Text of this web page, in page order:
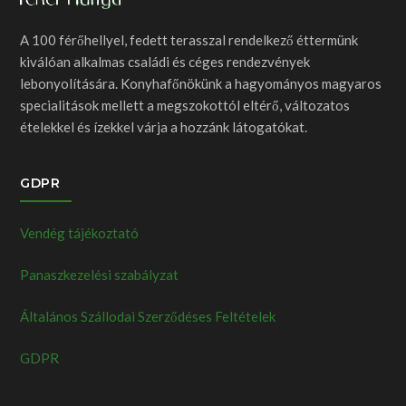
A 100 férőhellyel, fedett terasszal rendelkező éttermünk
kiválóan alkalmas családi és céges rendezvények
lebonyolítására. Konyhafőnökünk a hagyományos magyaros
specialitások mellett a megszokottól eltérő, változatos
ételekkel és ízekkel várja a hozzánk látogatókat.
GDPR
Vendég tájékoztató
Panaszkezelési szabályzat
Általános Szállodai Szerződéses Feltételek
GDPR